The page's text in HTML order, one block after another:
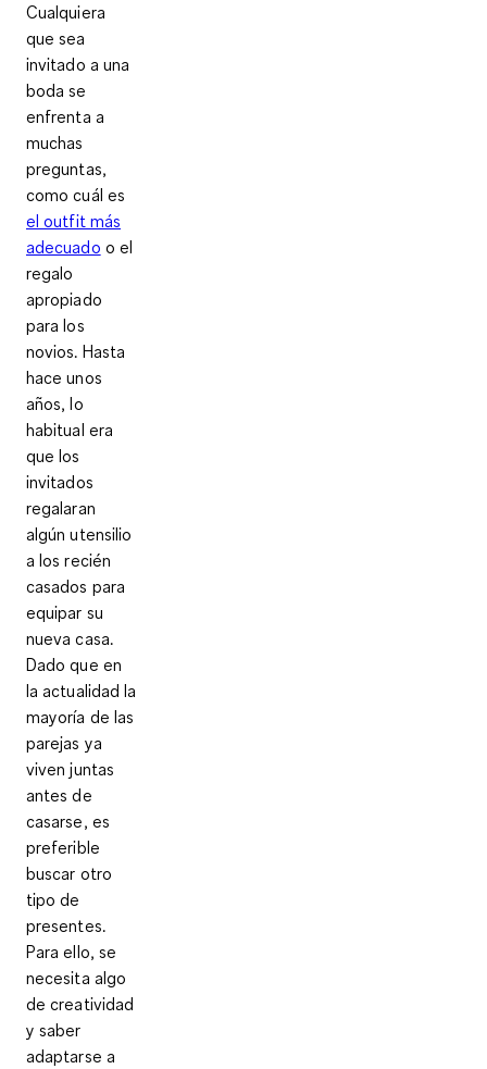
Cualquiera
que sea
invitado a una
boda se
enfrenta a
muchas
preguntas,
como cuál es
el outfit más
adecuado o el
regalo
apropiado
para los
novios. Hasta
hace unos
años, lo
habitual era
que los
invitados
regalaran
algún utensilio
a los recién
casados para
equipar su
nueva casa.
Dado que en
la actualidad la
mayoría de las
parejas ya
viven juntas
antes de
casarse, es
preferible
buscar otro
tipo de
presentes.
Para ello, se
necesita algo
de creatividad
y saber
adaptarse a